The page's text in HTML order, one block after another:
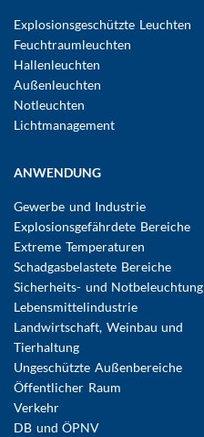
Explosionsgeschützte Leuchten
Feuchtraumleuchten
Hallenleuchten
Außenleuchten
Notleuchten
Lichtmanagement
ANWENDUNG
Gewerbe und Industrie
Explosionsgefährdete Bereiche
Extreme Temperaturen
Schadgasbelastete Bereiche
Sicherheits- und Notbeleuchtung
Lebensmittelindustrie
Landwirtschaft, Weinbau und
Tierhaltung
Ungeschützte Außenbereiche
Öffentlicher Raum
Verkehr
DB und ÖPNV